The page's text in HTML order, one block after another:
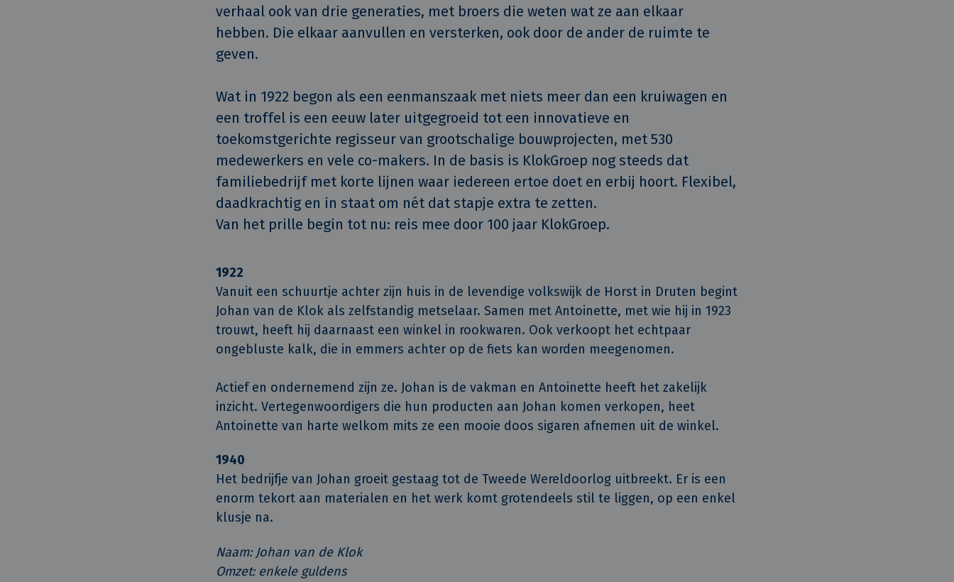
verhaal ook van drie generaties, met broers die weten wat ze aan elkaar
hebben. Die elkaar aanvullen en versterken, ook door de ander de ruimte te
geven.
Wat in 1922 begon als een eenmanszaak met niets meer dan een kruiwagen en
een troffel is een eeuw later uitgegroeid tot een innovatieve en
toekomstgerichte regisseur van grootschalige bouwprojecten, met 530
medewerkers en vele co-makers. In de basis is KlokGroep nog steeds dat
familiebedrijf met korte lijnen waar iedereen ertoe doet en erbij hoort. Flexibel,
daadkrachtig en in staat om nét dat stapje extra te zetten.
Van het prille begin tot nu: reis mee door 100 jaar KlokGroep.
1922
Vanuit een schuurtje achter zijn huis in de levendige volkswijk de Horst in Druten begint
Johan van de Klok als zelfstandig metselaar. Samen met Antoinette, met wie hij in 1923
trouwt, heeft hij daarnaast een winkel in rookwaren. Ook verkoopt het echtpaar
ongebluste kalk, die in emmers achter op de fiets kan worden meegenomen.
Actief en ondernemend zijn ze. Johan is de vakman en Antoinette heeft het zakelijk
inzicht. Vertegenwoordigers die hun producten aan Johan komen verkopen, heet
Antoinette van harte welkom mits ze een mooie doos sigaren afnemen uit de winkel.
1940
Het bedrijfje van Johan groeit gestaag tot de Tweede Wereldoorlog uitbreekt. Er is een
enorm tekort aan materialen en het werk komt grotendeels stil te liggen, op een enkel
klusje na.
Naam: Johan van de Klok
Omzet: enkele guldens